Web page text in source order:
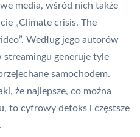
media, wśród nich także
„Climate crisis. The
Według jego autorów
streamingu generuje tyle
samochodem.
że najlepsze, co można
to cyfrowy detoks i częstsze